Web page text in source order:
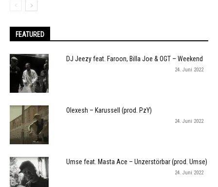
FEATURED
DJ Jeezy feat. Faroon, Billa Joe & OGT – Weekend
24. Juni 2022
Olexesh – Karussell (prod. PzY)
24. Juni 2022
Umse feat. Masta Ace – Unzerstörbar (prod. Umse)
24. Juni 2022